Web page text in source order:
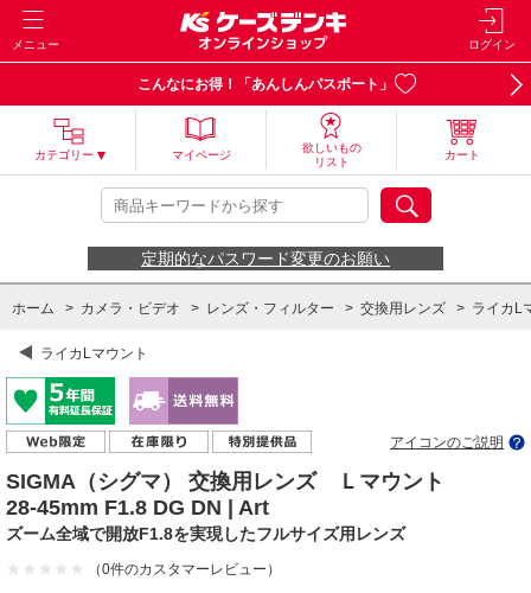
メニュー ログイン
こんなにお得！「あんしんパスポート」
カテゴリー マイページ
欲しいもの
リスト
カート
定期的なパスワード変更のお願い
ホーム > カメラ・ビデオ > レンズ・フィルター > 交換用レンズ > ライカL
ライカLマウント
アイコンのご説明
SIGMA（シグマ） 交換用レンズ Ｌマウント
28-45mm F1.8 DG DN | Art
ズーム全域で開放F1.8を実現したフルサイズ用レンズ
（0件のカスタマーレビュー）